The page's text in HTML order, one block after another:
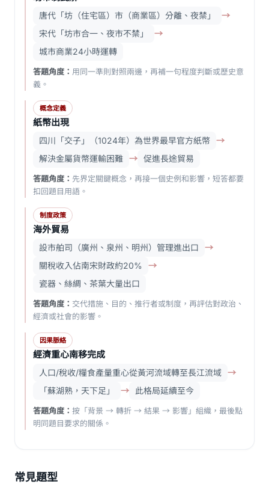
唐代「坊（住宅區）市（商業區）分離、夜禁」
→
宋代「坊市合一、夜市不禁」
→
城市商業24小時運轉
答題角度： 用同一準則對照兩邊，再補一句程度判斷或歷史意
義。
概念定義
紙幣出現
四川「交子」（1024年）為世界最早官方紙幣 →
解決金屬貨幣運輸困難 → 促進長途貿易
答題角度： 先界定關鍵概念，再接一個史例和影響，短答都要
扣回題目用語。
制度政策
海外貿易
設市舶司（廣州、泉州、明州）管理進出口
→
關稅收入佔南宋財政約20%
→
瓷器、絲綢、茶葉大量出口
答題角度： 交代措施、目的、推行者或制度，再評估對政治、
經濟或社會的影響。
因果脈絡
經濟重心南移完成
人口/稅收/糧食產量重心從黃河流域轉至長江流域 →
「蘇湖熟，天下足」
→ 此格局延續至今
答題角度： 按「背景 → 轉折 → 結果 → 影響」組織，最後點
明同題目要求的關係。
常見題型